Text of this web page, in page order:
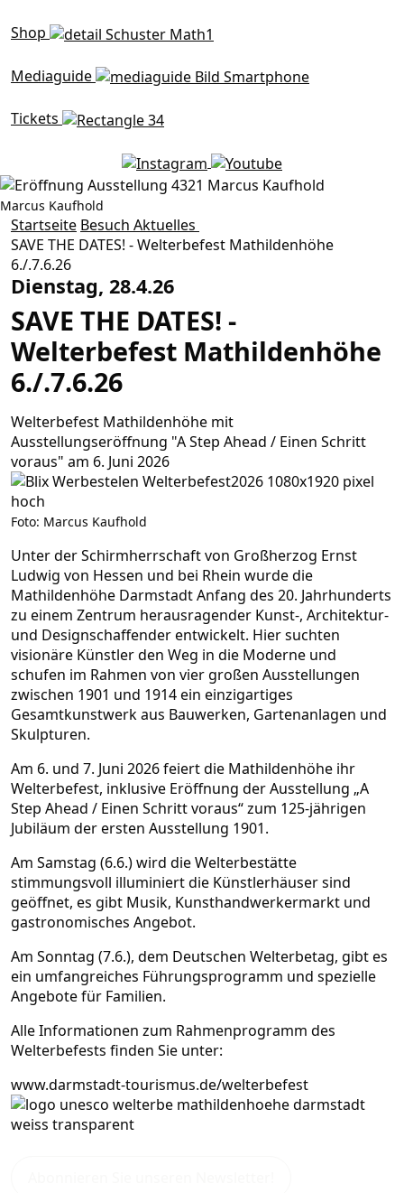
Shop
Mediaguide
Tickets
Marcus Kaufhold
SAVE THE DATES! -
Startseite Besuch Aktuelles
SAVE THE DATES! - Welterbefest Mathildenhöhe
6./.7.6.26
Dienstag, 28.4.26
SAVE THE DATES! -
Welterbefest Mathildenhöhe
6./.7.6.26
Welterbefest Mathildenhöhe mit
Ausstellungseröffnung "A Step Ahead / Einen Schritt
voraus" am 6. Juni 2026
Foto: Marcus Kaufhold
Unter der Schirmherrschaft von Großherzog Ernst
Ludwig von Hessen und bei Rhein wurde die
Mathildenhöhe Darmstadt Anfang des 20. Jahrhunderts
zu einem Zentrum herausragender Kunst-, Architektur-
und Designschaffender entwickelt. Hier suchten
visionäre Künstler den Weg in die Moderne und
schufen im Rahmen von vier großen Ausstellungen
zwischen 1901 und 1914 ein einzigartiges
Gesamtkunstwerk aus Bauwerken, Gartenanlagen und
Skulpturen.
Am 6. und 7. Juni 2026 feiert die Mathildenhöhe ihr
Welterbefest, inklusive Eröffnung der Ausstellung „A
Step Ahead / Einen Schritt voraus“ zum 125-jährigen
Jubiläum der ersten Ausstellung 1901.
Am Samstag (6.6.) wird die Welterbestätte
stimmungsvoll illuminiert die Künstlerhäuser sind
geöffnet, es gibt Musik, Kunsthandwerkermarkt und
gastronomisches Angebot.
Am Sonntag (7.6.), dem Deutschen Welterbetag, gibt es
ein umfangreiches Führungsprogramm und spezielle
Angebote für Familien.
Alle Informationen zum Rahmenprogramm des
Welterbefests finden Sie unter:
www.darmstadt-tourismus.de/welterbefest